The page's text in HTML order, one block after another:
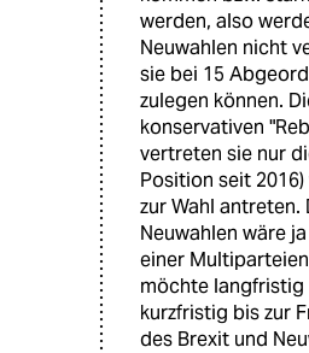
werden, also
Neuwahlen nicht
sie bei 15
zulegen können.
konservativen
vertreten sie nur
Position seit
zur Wahl antreten.
Neuwahlen wäre
einer
möchte langfristig
kurzfristig bis zur
des Brexit und